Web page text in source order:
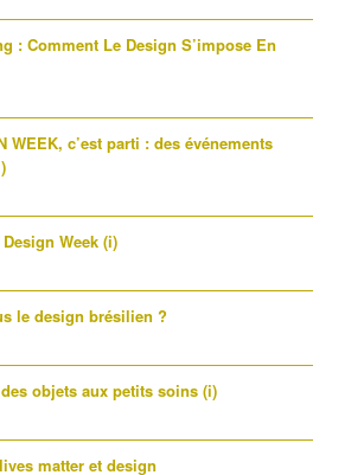
: Comment Le Design S’impose En
WEEK, c’est parti : des événements
Week (i)
le design brésilien ?
objets aux petits soins (i)
matter et design